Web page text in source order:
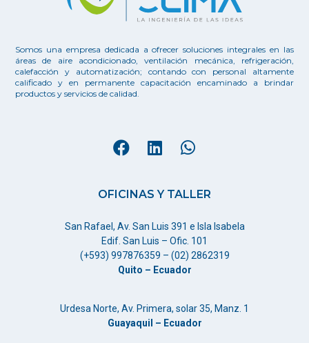
Somos una empresa dedicada a ofrecer soluciones integrales en las
áreas de aire acondicionado, ventilación mecánica, refrigeración,
calefacción y automatización; contando con personal altamente
calificado y en permanente capacitación encaminado a brindar
productos y servicios de calidad.
OFICINAS Y TALLER
San Rafael, Av. San Luis 391 e Isla Isabela
Edif. San Luis – Ofic. 101
(+593) 997876359 – (02) 2862319
Quito – Ecuador
Urdesa Norte, Av. Primera, solar 35, Manz. 1
Guayaquil – Ecuador